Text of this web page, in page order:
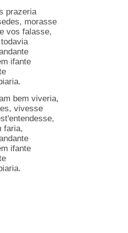
prazeria
morasse
vos falasse,
ifante
bem viveria,
vivesse
faria,
ifante